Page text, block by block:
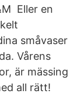
Eller en
småvaser
Vårens
är mässing
all rätt!